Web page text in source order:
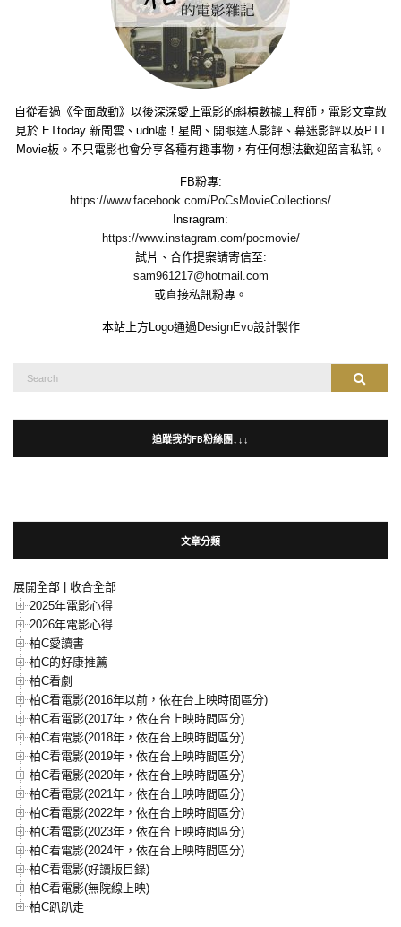
自從看過《全面啟動》以後深深愛上電影的斜槓數據工程師，電影文章散
見於 ETtoday 新聞雲、udn噓！星聞、開眼達人影評、幕迷影評以及PTT
Movie板。不只電影也會分享各種有趣事物，有任何想法歡迎留言私訊。
FB粉專:
https://www.facebook.com/PoCsMovieCollections/
Insragram:
https://www.instagram.com/pocmovie/
試片、合作提案請寄信至:
sam961217@hotmail.com
或直接私訊粉專。
本站上方Logo通過DesignEvo設計製作
Search
追蹤我的FB粉絲團↓↓↓
文章分類
展開全部 | 收合全部
2025年電影心得
2026年電影心得
柏C愛讀書
柏C的好康推薦
柏C看劇
柏C看電影(2016年以前，依在台上映時間區分)
柏C看電影(2017年，依在台上映時間區分)
柏C看電影(2018年，依在台上映時間區分)
柏C看電影(2019年，依在台上映時間區分)
柏C看電影(2020年，依在台上映時間區分)
柏C看電影(2021年，依在台上映時間區分)
柏C看電影(2022年，依在台上映時間區分)
柏C看電影(2023年，依在台上映時間區分)
柏C看電影(2024年，依在台上映時間區分)
柏C看電影(好讀版目錄)
柏C看電影(無院線上映)
柏C趴趴走